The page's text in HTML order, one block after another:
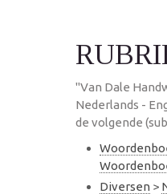
"Van Dale
Nederlands -
de volgende
Diversen >